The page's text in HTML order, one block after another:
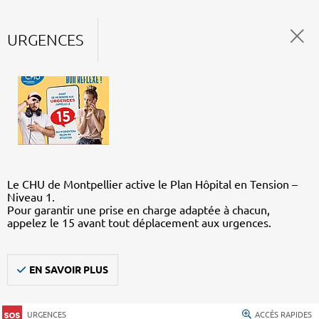
URGENCES
Le CHU de Montpellier active le Plan Hôpital en Tension –
Niveau 1.
Pour garantir une prise en charge adaptée à chacun,
appelez le 15 avant tout déplacement aux urgences.
EN SAVOIR PLUS
URGENCES ACCÈS RAPIDES